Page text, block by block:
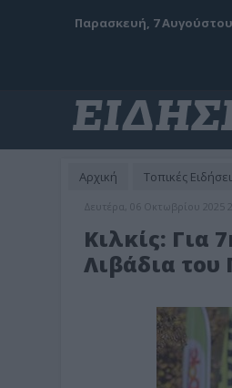
Παρασκευή, 7 Αυγούστου
Αρχική Τοπικές
Δευτέρα, 06 Οκτωβρίου 2025
Κιλκίς: Για
Λιβάδια του